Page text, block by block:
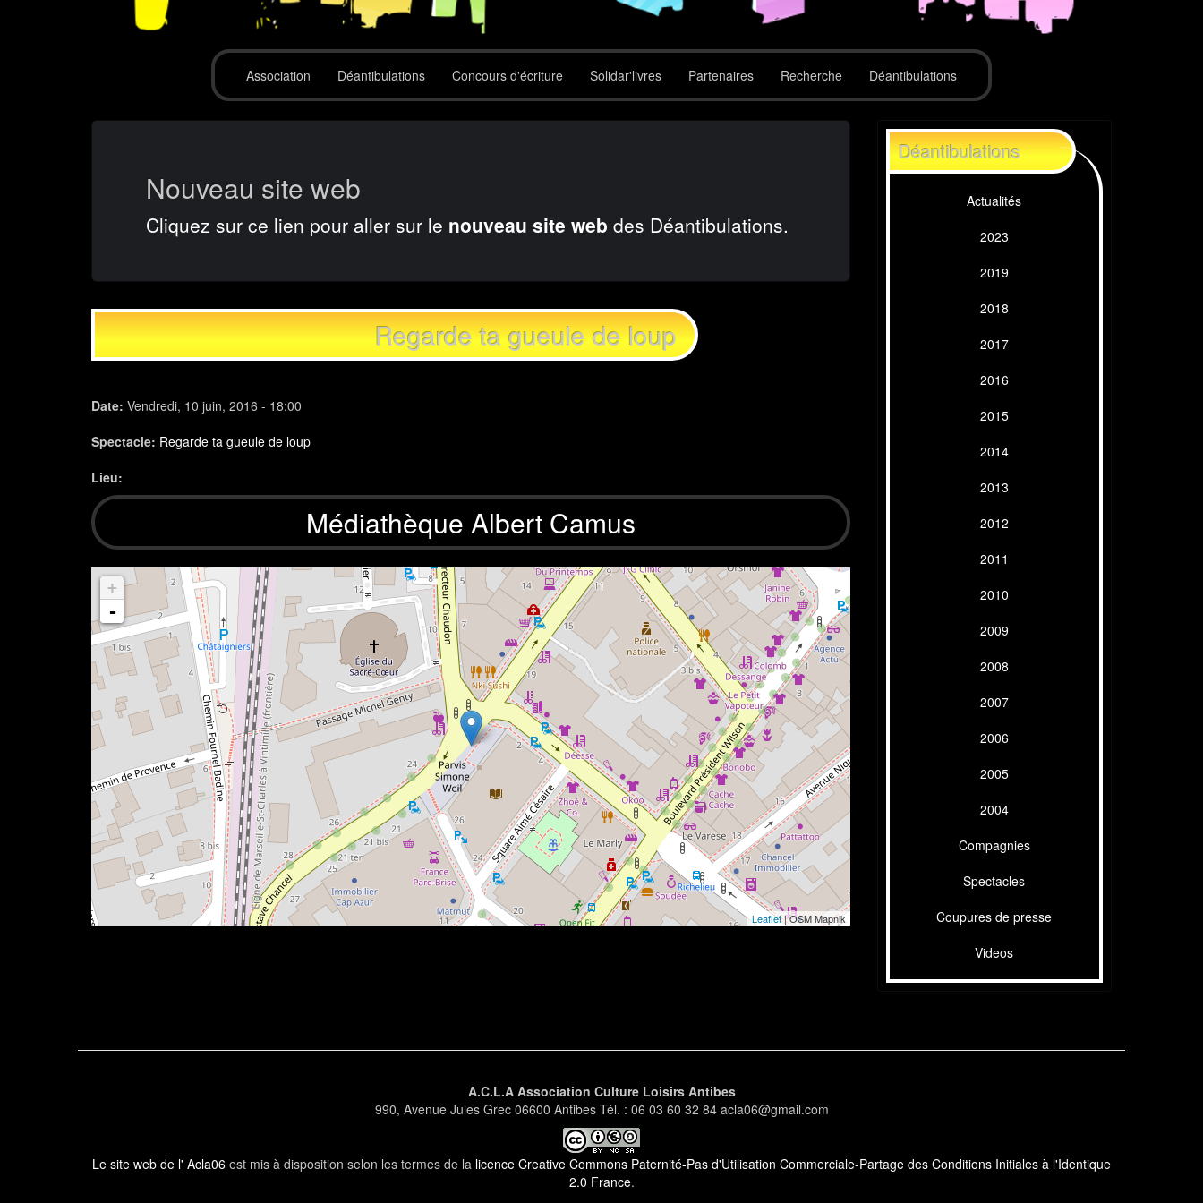
Association Déantibulations Concours d'écriture Solidar'livres Partenaires Recherche Déantibulations
Nouveau site web
Cliquez sur ce lien pour aller sur le nouveau site web des Déantibulations.
Regarde ta gueule de loup
Date: Vendredi, 10 juin, 2016 - 18:00
Spectacle: Regarde ta gueule de loup
Lieu:
Médiathèque Albert Camus
+
-
Leaflet| OSM Mapnik
Déantibulations
Actualités
2023
2019
2018
2017
2016
2015
2014
2013
2012
2011
2010
2009
2008
2007
2006
2005
2004
Compagnies
Spectacles
Coupures de presse
Videos
A.C.L.A Association Culture Loisirs Antibes
990, Avenue Jules Grec 06600 Antibes Tél. : 06 03 60 32 84 acla06@gmail.com
Le site web de l' Acla06 est mis à disposition selon les termes de la licence Creative Commons Paternité-Pas d'Utilisation Commerciale-Partage des Conditions Initiales à l'Identique
2.0 France.